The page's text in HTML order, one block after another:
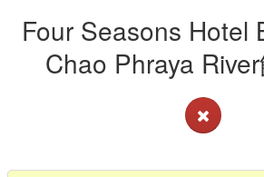
Four Seasons Hotel
Chao Phraya